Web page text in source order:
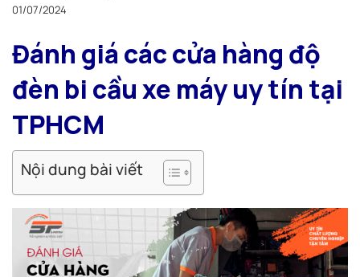
01/07/2024
Đánh giá các cửa hàng độ
đèn bi cầu xe máy uy tín tại
TPHCM
Nội dung bài viết